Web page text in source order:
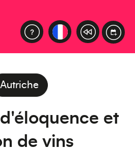
Autriche
et
de vins